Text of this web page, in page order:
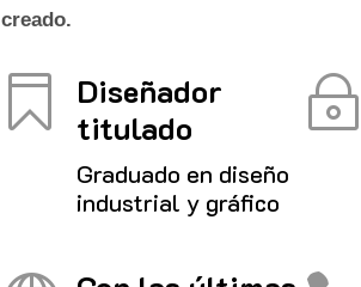
creado.

Diseñador
titulado
Graduado en diseño
industrial y gráfico
~